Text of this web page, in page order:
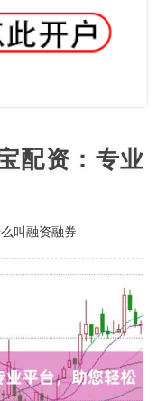
配资：专业
叫融资融券